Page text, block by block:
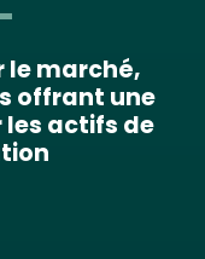
le marché,
offrant une
actifs de